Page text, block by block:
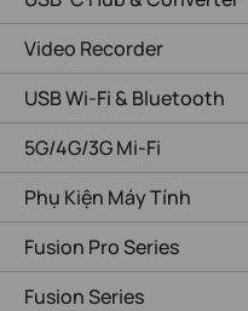
Video Recorder
USB Wi-Fi & Bluetooth
5G/4G/3G Mi-Fi
Phụ Kiện Máy Tính
Fusion Pro Series
Fusion Series